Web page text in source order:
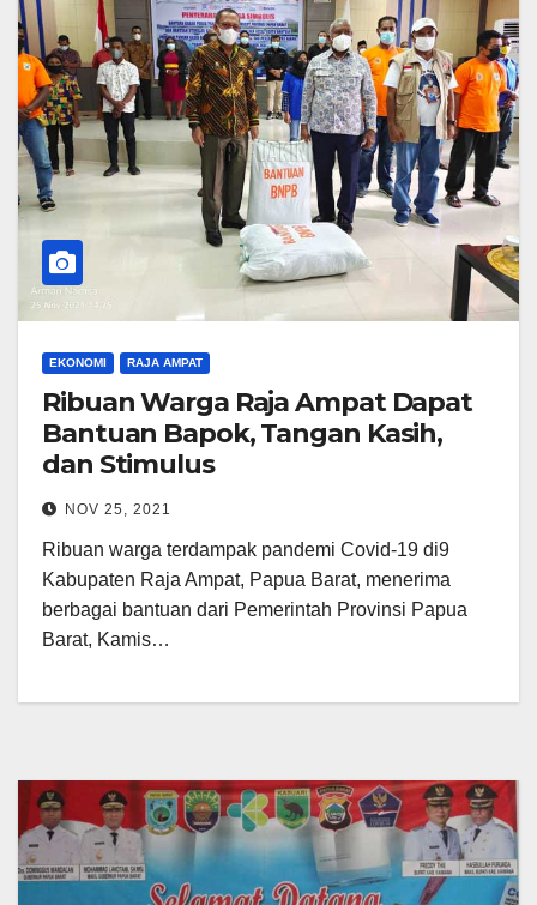
EKONOMI RAJA AMPAT
Ribuan Warga Raja Ampat Dapat
Bantuan Bapok, Tangan Kasih,
dan Stimulus
NOV 25, 2021
Ribuan warga terdampak pandemi Covid-19 di9
Kabupaten Raja Ampat, Papua Barat, menerima
berbagai bantuan dari Pemerintah Provinsi Papua
Barat, Kamis…